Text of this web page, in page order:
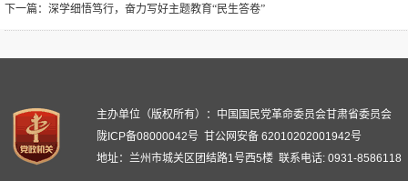
下一篇： 深学细悟笃行，奋力写好主题教育“民生答卷”
主办单位（版权所有）：中国国民党革命委员会甘肃省委员会
陇ICP备08000042号 甘公网安备 62010202001942号
地址：兰州市城关区团结路1号西5楼 联系电话: 0931-8586118